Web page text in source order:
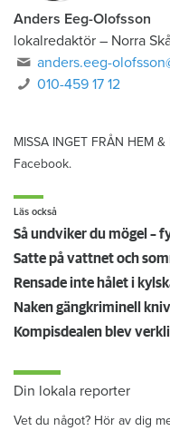
Anders Eeg-Olofsson
lokalredaktör – Norra
anders.eeg-
010-459 17 12
MISSA INGET FRÅN HEM &
Facebook.
Läs också
Din lokala reporter
Vet du något? Hör av dig